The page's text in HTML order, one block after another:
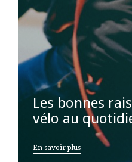
Les bonnes
vélo au
En savoir plus